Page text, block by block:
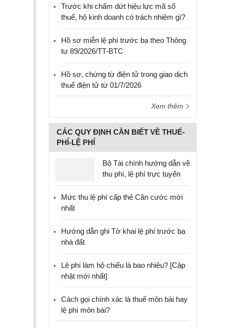
Trước khi chấm dứt hiệu lực mã số
thuế, hộ kinh doanh có trách nhiệm gì?
Hồ sơ miễn lệ phí trước bạ theo Thông
tư 89/2026/TT-BTC
Hồ sơ, chứng từ điện tử trong giao dịch
thuế điện tử từ 01/7/2026
Xem thêm
CÁC QUY ĐỊNH CẦN BIẾT VỀ THUẾ-
PHÍ-LỆ PHÍ
Bộ Tài chính hướng dẫn về
thu phí, lệ phí trực tuyến
Mức thu lệ phí cấp thẻ Căn cước mới
nhất
Hướng dẫn ghi Tờ khai lệ phí trước bạ
nhà đất
Lệ phí làm hộ chiếu là bao nhiêu? [Cập
nhật mới nhất]
Cách gọi chính xác là thuế môn bài hay
lệ phí môn bài?